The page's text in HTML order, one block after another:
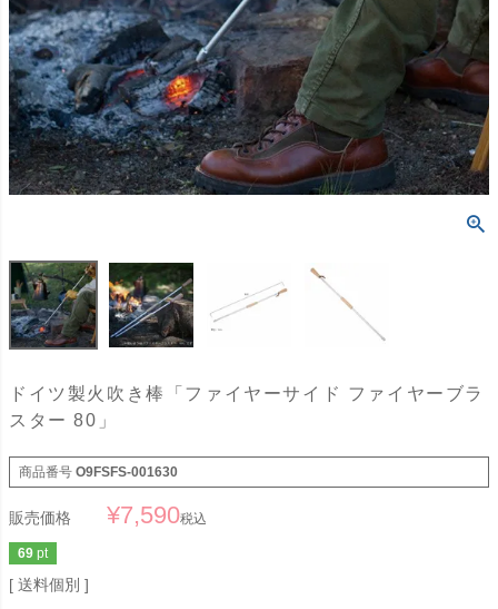
ドイツ製火吹き棒「ファイヤーサイド ファイヤーブラ
スター 80」
商品番号 O9FSFS-001630
販売価格 ¥7,590税込
69 pt
送料個別